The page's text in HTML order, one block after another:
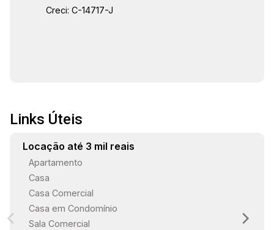
Creci: C-14717-J
Links Úteis
Locação até 3 mil reais
Apartamento
Casa
Casa Comercial
Casa em Condomínio
Sala Comercial